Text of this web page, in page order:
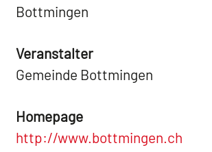
Bottmingen
Veranstalter
Gemeinde Bottmingen
Homepage
http://www.bottmingen.ch